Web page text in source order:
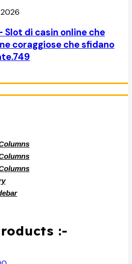
Slot di casin online che
coraggiose che sfidano
:-